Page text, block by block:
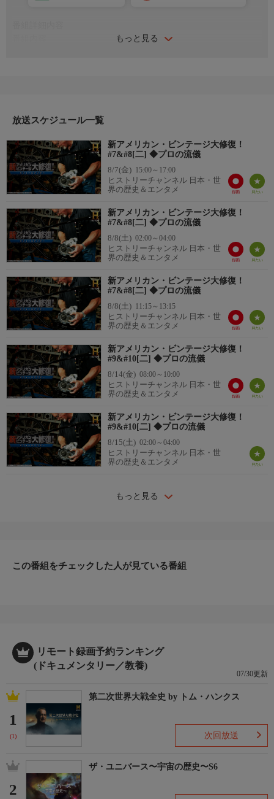
もっと見る
ス管の作成を依頼する。
『#8 1964年式 フォード ファルコン』
アンディは親しい友人から1960年代点火プラグ専用クリーナー
を、音楽プレーヤーに変身させて欲しいと依頼される。一方ステ
ィーヴは、ボロボロだった1964年式フォード車「ファルコン」
頼者の思い出の車は、どんな変貌を遂げるのか？
放送スケジュール一覧
新アメリカン・ビンテージ大修復！
#7&#8[二] ◆プロの流儀
8/7(金) 15:00～17:00
ヒストリーチャンネル 日本・世
界の歴史＆エンタメ
新アメリカン・ビンテージ大修復！
#7&#8[二] ◆プロの流儀
8/8(土) 02:00～04:00
ヒストリーチャンネル 日本・世
界の歴史＆エンタメ
新アメリカン・ビンテージ大修復！
#7&#8[二] ◆プロの流儀
8/8(土) 11:15～13:15
ヒストリーチャンネル 日本・世
界の歴史＆エンタメ
新アメリカン・ビンテージ大修復！
#9&#10[二] ◆プロの流儀
8/14(金) 08:00～10:00
ヒストリーチャンネル 日本・世
界の歴史＆エンタメ
新アメリカン・ビンテージ大修復！
#9&#10[二] ◆プロの流儀
8/15(土) 02:00～04:00
ヒストリーチャンネル 日本・世
界の歴史＆エンタメ
もっと見る
この番組をチェックした人が見ている番組
リモート録画予約ランキング
(ドキュメンタリー／教養)
07/30更新
1
(1)
第二次世界大戦全史 by トム・ハンクス
次回放送
2
ザ・ユニバース〜宇宙の歴史〜S6